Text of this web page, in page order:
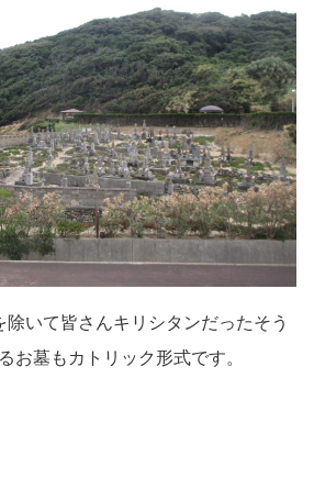
除いて皆さんキリシタンだったそう
お墓もカトリック形式です。